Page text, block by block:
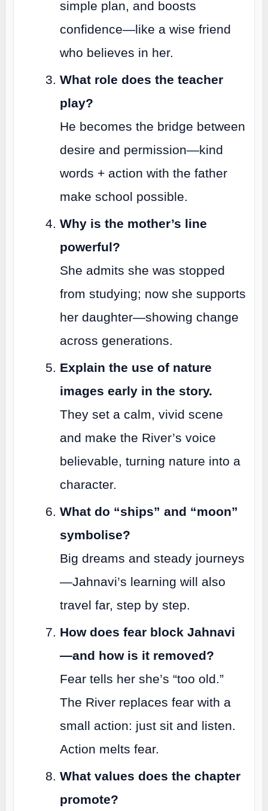
simple plan, and boosts
confidence—like a wise friend
who believes in her.
What role does the teacher
play?
He becomes the bridge between
desire and permission—kind
words + action with the father
make school possible.
Why is the mother’s line
powerful?
She admits she was stopped
from studying; now she supports
her daughter—showing change
across generations.
Explain the use of nature
images early in the story.
They set a calm, vivid scene
and make the River’s voice
believable, turning nature into a
character.
What do “ships” and “moon”
symbolise?
Big dreams and steady journeys
—Jahnavi’s learning will also
travel far, step by step.
How does fear block Jahnavi
—and how is it removed?
Fear tells her she’s “too old.”
The River replaces fear with a
small action: just sit and listen.
Action melts fear.
What values does the chapter
promote?